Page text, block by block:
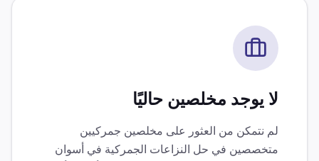
لا يوجد مخلصين حاليًا
لم نتمكن من العثور على مخلصين جمركيين
متخصصين في حل النزاعات الجمركية في أسوان